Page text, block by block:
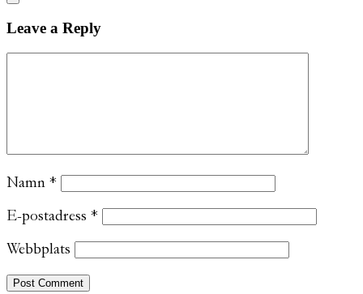
Leave a Reply
Namn *
E-postadress *
Webbplats